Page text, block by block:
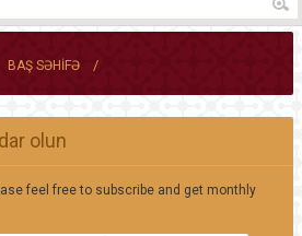
BAŞ SƏHIFƏ /
olun
feel free to subscribe and get monthly